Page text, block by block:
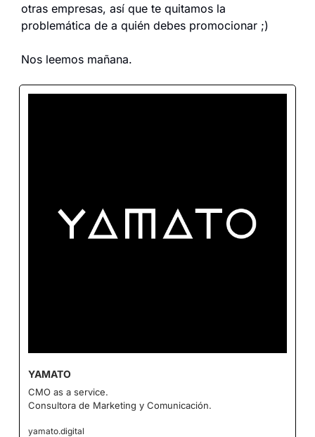
otras empresas, así que te quitamos la
problemática de a quién debes promocionar ;)
Nos leemos mañana.
YAMATO
CMO as a service.
Consultora de Marketing y Comunicación.
yamato.digital